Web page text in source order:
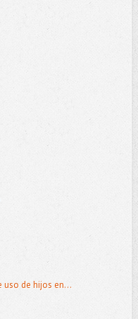
uso de hijos en...